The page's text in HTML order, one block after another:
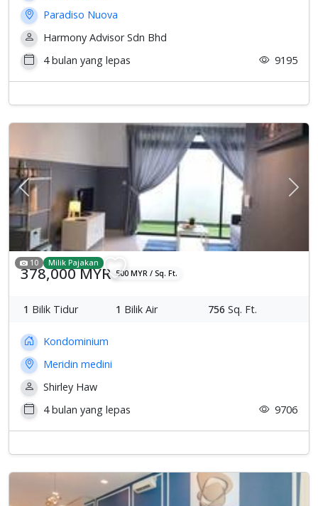
Paradiso Nuova
Harmony Advisor Sdn Bhd
4 bulan yang lepas
9195
Previous
10 Milik Pajakan
378,000 MYR 500 MYR / Sq. Ft.
1 Bilik Tidur 1 Bilik Air 756 Sq. Ft.
Kondominium
Meridin medini
Shirley Haw
4 bulan yang lepas
9706